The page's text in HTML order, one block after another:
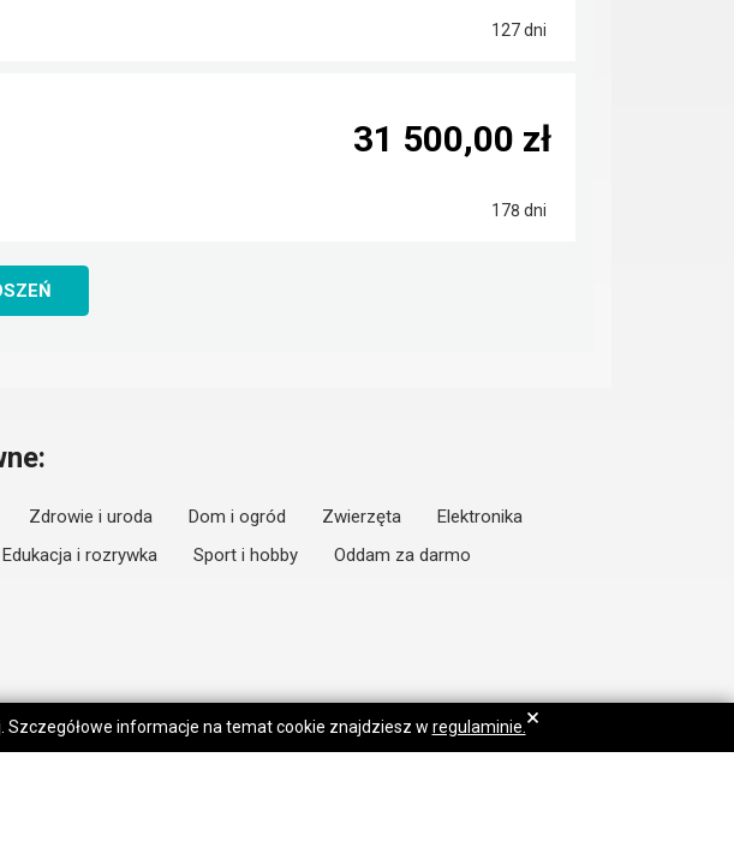
127 dni
178 dni
31 500,00 zł
Zdrowie i uroda Dom i ogród Zwierzęta
Elektronika
Edukacja i rozrywka Sport i hobby
Oddam za darmo
informacje na temat cookie znajdziesz w regulaminie. ×